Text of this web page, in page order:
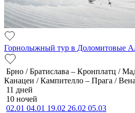
Горнолыжный тур в Доломитовые
Брно / Братислава – Кронплатц /
Канацеи / Кампителло – Прага / Вена
11 дней
10 ночей
02.01 04.01 19.02 26.02 05.03